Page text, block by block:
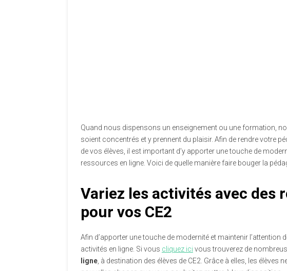
Quand nous dispensons un enseignement ou une formation,
soient concentrés et y prennent du plaisir. Afin de rendre votre
de vos élèves, il est important d’y apporter une touche de
ressources en ligne. Voici de quelle manière faire bouger la
Variez les activités avec des
pour vos CE2
Afin d’apporter une touche de modernité et maintenir
activités en ligne. Si vous cliquez ici vous trouverez de
ligne, à destination des élèves de CE2. Grâce à elles, les élèves